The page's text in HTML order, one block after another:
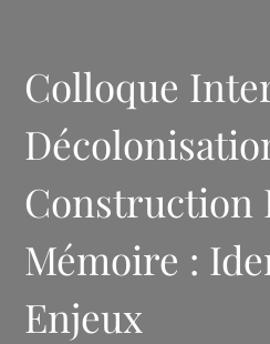
Colloque
Construction
Mémoire :
Enjeux